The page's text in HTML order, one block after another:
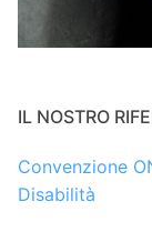
IL NOSTRO
Convenzione
Disabilità